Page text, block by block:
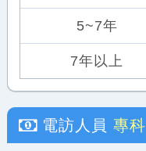
5~7年
7年以上
電訪人員 專科